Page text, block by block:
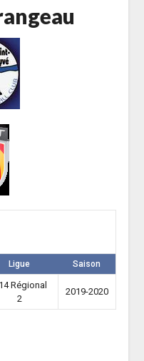
Ligue Saison
Régional
2
2019-2020